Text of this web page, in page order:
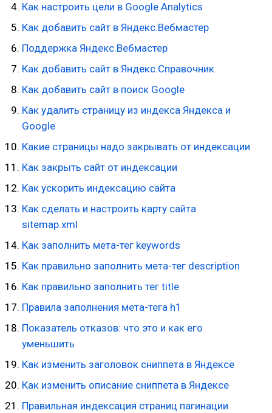
Как настроить цели в Google Analytics
Как добавить сайт в Яндекс.Вебмастер
Поддержка Яндекс.Вебмастер
Как добавить сайт в Яндекс.Справочник
Как добавить сайт в поиск Google
Как удалить страницу из индекса Яндекса и
Google
Какие страницы надо закрывать от индексации
Как закрыть сайт от индексации
Как ускорить индексацию сайта
Как сделать и настроить карту сайта
sitemap.xml
Как заполнить мета-тег keywords
Как правильно заполнить мета-тег description
Как правильно заполнить тег title
Правила заполнения мета-тега h1
Показатель отказов: что это и как его
уменьшить
Как изменить заголовок сниппета в Яндексе
Как изменить описание сниппета в Яндексе
Правильная индексация страниц пагинации